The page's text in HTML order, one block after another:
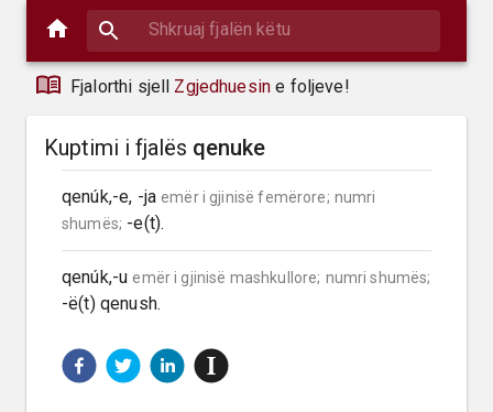
Fjalorthi sjell Zgjedhuesin e foljeve!
Kuptimi i fjalës qenuke
qenúk,-e, -ja emër i gjinisë femërore; numri
shumës; -e(t).
qenúk,-u emër i gjinisë mashkullore; numri shumës;
-ë(t) qenush.